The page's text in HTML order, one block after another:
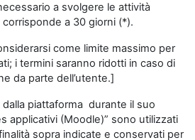
a svolgere le attività
a 30 giorni (*).
come limite massimo per
i termini saranno ridotti in caso di
da parte dell’utente.]
piattaforma durante il suo
applicativi (Moodle)” sono utilizzati
sopra indicate e conservati per